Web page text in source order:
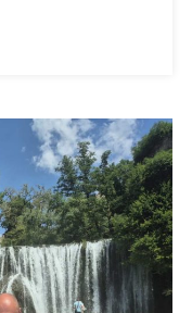
Dobra
Noć,
Predosjećam!